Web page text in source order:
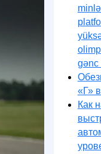
gənc
«Г»
Как